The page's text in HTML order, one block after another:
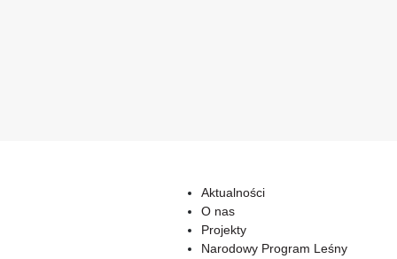
Aktualności
O nas
Projekty
Narodowy Program Leśny